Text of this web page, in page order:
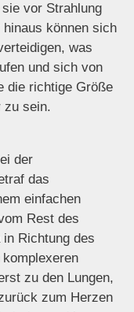
vor Strahlung
können sich
was
und sich von
die richtige Größe
zu sein.
der
das
einfachen
Rest des
Richtung des
zu den Lungen,
zum Herzen